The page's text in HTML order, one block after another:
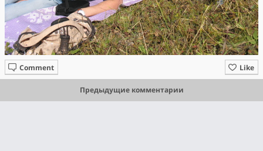
Like
Comment
Предыдущие комментарии